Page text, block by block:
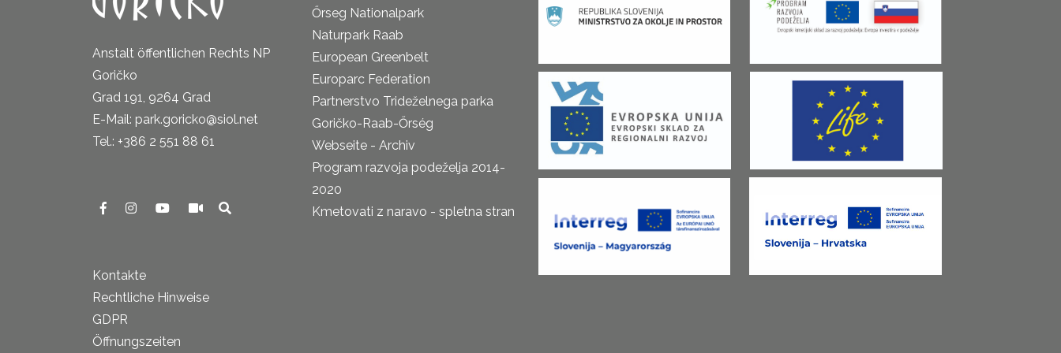
Anstalt öffentlichen Rechts NP
Goričko
Grad 191, 9264 Grad
E-Mail: park.goricko@siol.net
Tel.: +386 2 551 88 61
Kontakte
Rechtliche Hinweise
GDPR
Öffnungszeiten
Őrseg Nationalpark
Naturpark Raab
European Greenbelt
Europarc Federation
Partnerstvo Trideželnega parka
Goričko-Raab-Őrség
Webseite - Archiv
Program razvoja podeželja 2014-
2020
Kmetovati z naravo - spletna stran